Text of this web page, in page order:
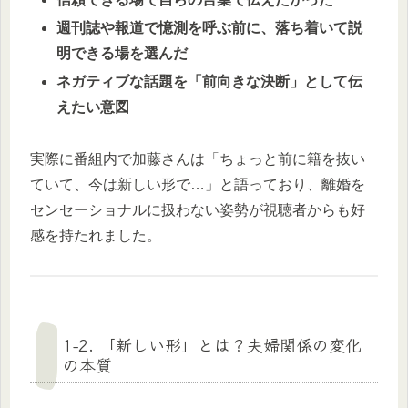
週刊誌や報道で憶測を呼ぶ前に、落ち着いて説
明できる場を選んだ
ネガティブな話題を「前向きな決断」として伝
えたい意図
実際に番組内で加藤さんは「ちょっと前に籍を抜い
ていて、今は新しい形で…」と語っており、離婚を
センセーショナルに扱わない姿勢が視聴者からも好
感を持たれました。
1-2. 「新しい形」とは？夫婦関係の変化
の本質